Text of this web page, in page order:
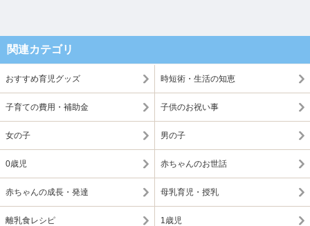
関連カテゴリ
おすすめ育児グッズ 時短術・生活の知恵
子育ての費用・補助金 子供のお祝い事
女の子 男の子
0歳児 赤ちゃんのお世話
赤ちゃんの成長・発達 母乳育児・授乳
離乳食レシピ 1歳児